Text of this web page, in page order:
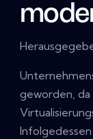
geworden, da